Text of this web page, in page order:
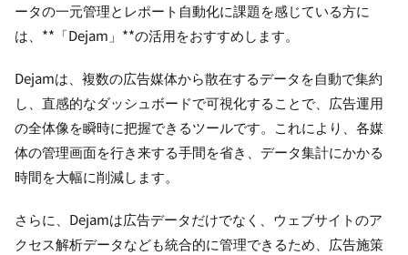
ータの一元管理とレポート自動化に課題を感じている方に
は、**「Dejam」**の活用をおすすめします。
Dejamは、複数の広告媒体から散在するデータを自動で集約
し、直感的なダッシュボードで可視化することで、広告運用
の全体像を瞬時に把握できるツールです。これにより、各媒
体の管理画面を行き来する手間を省き、データ集計にかかる
時間を大幅に削減します。
さらに、Dejamは広告データだけでなく、ウェブサイトのア
クセス解析データなども統合的に管理できるため、広告施策